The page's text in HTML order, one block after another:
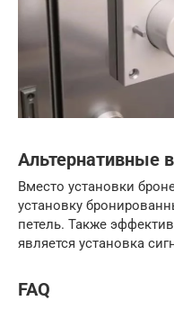
Альтернативные
Вместо установки
установку
петель. Также
является установка
FAQ